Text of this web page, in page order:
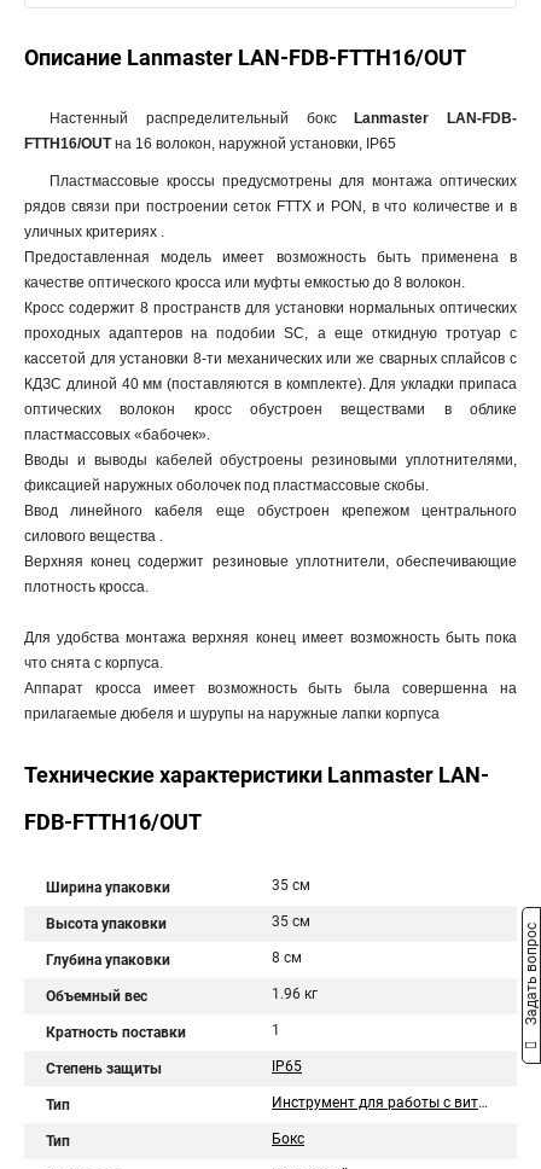
Описание Lanmaster LAN-FDB-FTTH16/OUT
Настенный распределительный бокс
Lanmaster LAN-FDB-
FTTH16/OUTна 16 волокон, наружной установки, IP65
Пластмассовые кроссы предусмотрены для монтажа оптических
рядов связи при построении сеток FTTX и PON, в что количестве и в
уличных критериях .
Предоставленная модель имеет возможность быть применена в
качестве оптического кросса или муфты емкостью до 8 волокон.
Кросс содержит 8 пространств для установки нормальных оптических
проходных адаптеров на подобии SC, а еще откидную тротуар с
кассетой для установки 8-ти механических или же сварных сплайсов с
КДЗС длиной 40 мм (поставляются в комплекте). Для укладки припаса
оптических волокон кросс обустроен веществами в облике
пластмассовых «бабочек».
Вводы и выводы кабелей обустроены резиновыми уплотнителями,
фиксацией наружных оболочек под пластмассовые скобы.
Ввод линейного кабеля еще обустроен крепежом центрального
силового вещества .
Верхняя конец содержит резиновые уплотнители, обеспечивающие
плотность кросса.
Для удобства монтажа верхняя конец имеет возможность быть пока
что снята с корпуса.
Аппарат кросса имеет возможность быть была совершенна на
прилагаемые дюбеля и шурупы на наружные лапки корпуса
Технические характеристики Lanmaster LAN-
FDB-FTTH16/OUT
Ширина упаковки 35 см
Высота упаковки 35 см
Глубина упаковки 8 см
Объемный вес 1.96 кг
Кратность поставки 1
Степень защиты IP65
Тип Инструмент для работы с витой парой
Тип Бокс
Задать вопрос